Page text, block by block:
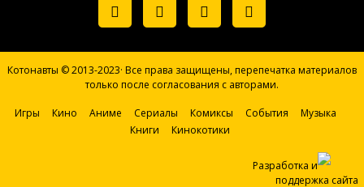
Котонавты © 2013-2023· Все права защищены, перепечатка материалов
только после согласования с авторами.
Игры Кино Аниме Сериалы Комиксы События
Музыка
Книги
Кинокотики
Разработка и
поддержка сайта